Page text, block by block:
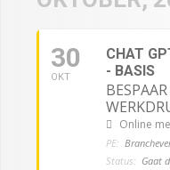
30
OKT
CHAT
- BASIS
Online
PE:
Status: Gaat